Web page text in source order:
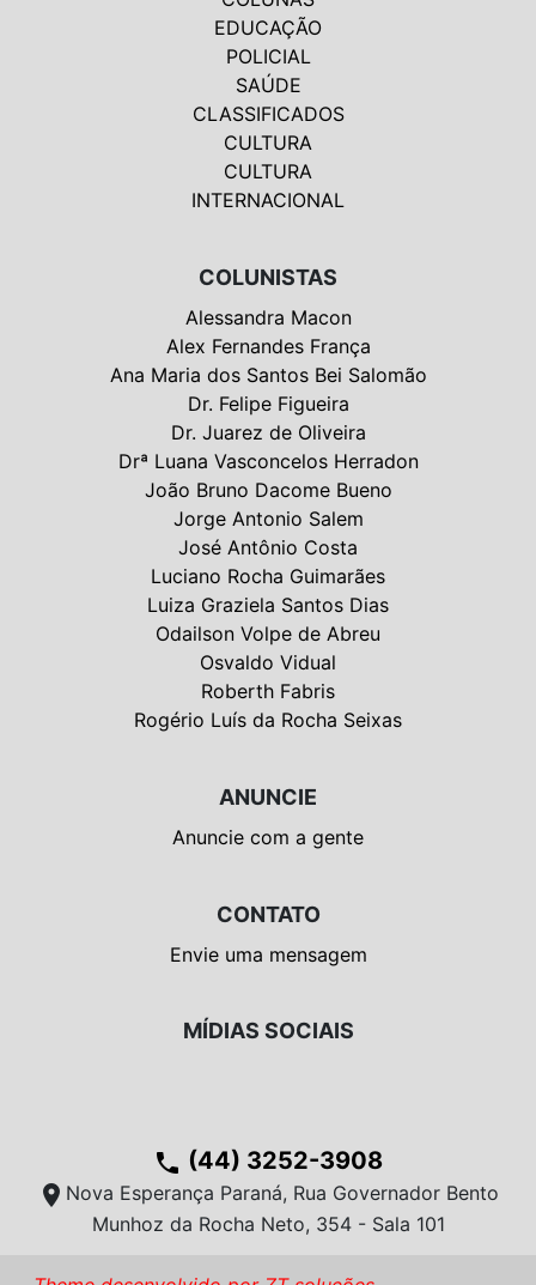
EDUCAÇÃO
POLICIAL
SAÚDE
CLASSIFICADOS
CULTURA
CULTURA
INTERNACIONAL
COLUNISTAS
Alessandra Macon
Alex Fernandes França
Ana Maria dos Santos Bei Salomão
Dr. Felipe Figueira
Dr. Juarez de Oliveira
Drª Luana Vasconcelos Herradon
João Bruno Dacome Bueno
Jorge Antonio Salem
José Antônio Costa
Luciano Rocha Guimarães
Luiza Graziela Santos Dias
Odailson Volpe de Abreu
Osvaldo Vidual
Roberth Fabris
Rogério Luís da Rocha Seixas
ANUNCIE
Anuncie com a gente
CONTATO
Envie uma mensagem
MÍDIAS SOCIAIS
phone (44) 3252-3908
location_on Nova Esperança Paraná, Rua Governador Bento
Munhoz da Rocha Neto, 354 - Sala 101